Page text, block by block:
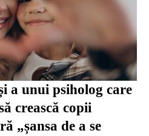
a unui psiholog care
crească copii
„șansa de a se